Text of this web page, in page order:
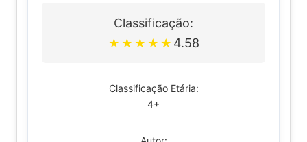
Classificação:
★ ★ ★ ★ ★ 4.58
Classificação Etária:
4+